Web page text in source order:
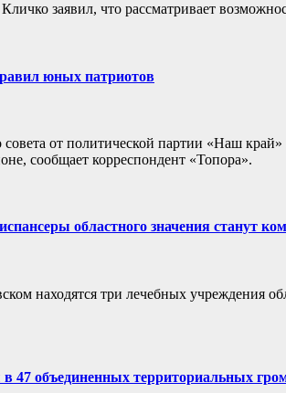
заявил, что рассматривает
юных патриотов
совета от политической партии «Наш
сообщает корреспондент «Топора».
областного значения станут
находятся три лечебных учреждения
47 объединенных территориальных